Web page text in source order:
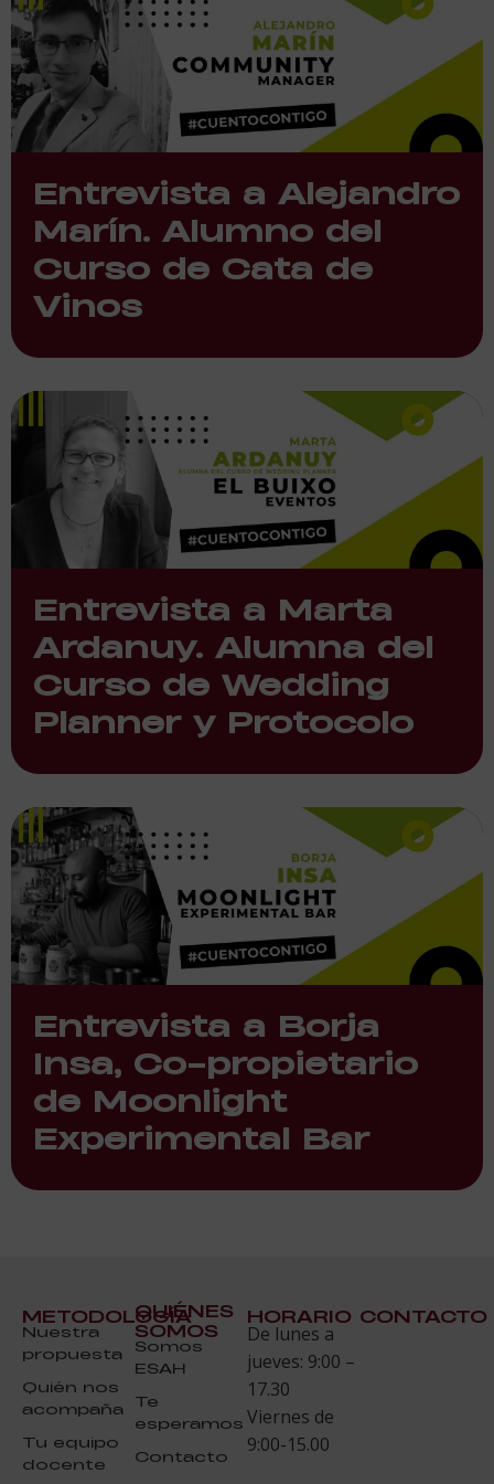
Entrevista a Alejandro
Marín. Alumno del
Curso de Cata de
Vinos
Entrevista a Marta
Ardanuy. Alumna del
Curso de Wedding
Planner y Protocolo
Entrevista a Borja
Insa, Co-propietario
de Moonlight
Experimental Bar
METODOLOGÍA
Nuestra
propuesta
Quién nos
acompaña
Tu equipo
docente
QUIÉNES
SOMOS
Somos
ESAH
Te
esperamos
Contacto
HORARIO
De lunes a
jueves: 9:00 –
17.30
Viernes de
9:00-15.00
CONTACTO